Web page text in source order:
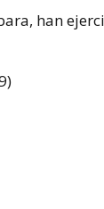
han